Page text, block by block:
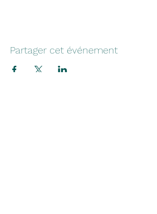
Partager cet événement